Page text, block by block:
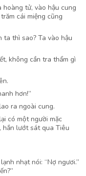
hoàng tử, vào hậu cung
cái miệng cũng
ta thì sao? Ta vào hậu
không cần tra thẩm gì
hơn!”
ra ngoài cung.
có một người mặc
hắn lướt sát qua Tiêu
nhạt nói: “Nợ ngươi.”